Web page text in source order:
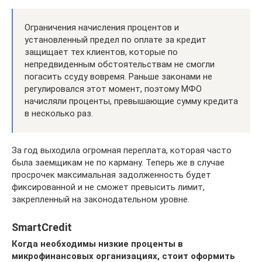
Ограничения начисления процентов и
установленный предел по оплате за кредит
защищает тех клиентов, которые по
непредвиденным обстоятельствам не смогли
погасить ссуду вовремя. Раньше законами не
регулировался этот момент, поэтому МФО
начисляли проценты, превышающие сумму кредита
в несколько раз.
За год выходила огромная переплата, которая часто
была заемщикам не по карману. Теперь же в случае
просрочек максимальная задолженность будет
фиксированной и не сможет превысить лимит,
закрепленный на законодательном уровне.
SmartCredit
Когда необходимы низкие проценты в
микрофинансовых организациях, стоит оформить